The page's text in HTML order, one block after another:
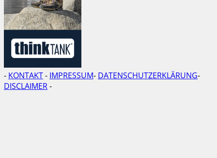
- KONTAKT- IMPRESSUM- DATENSCHUTZERKLÄRUNG-
DISCLAIMER-